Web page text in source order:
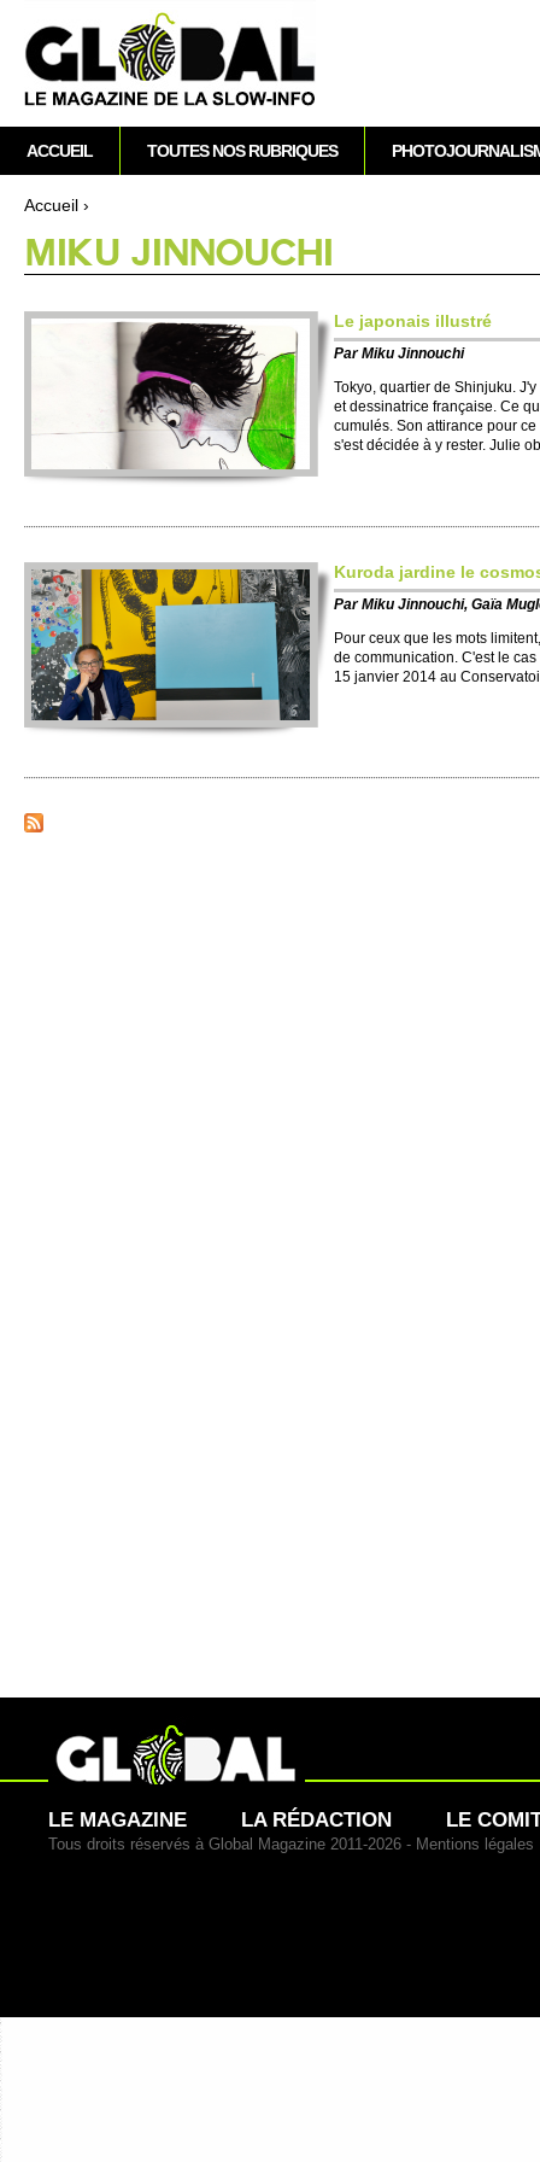
Vous êtes ici
Accueil ›
MIKU JINNOUCHI
Le japonais illustré
ParMiku Jinnouchi
Tokyo, quartier de Shin­juku.
et dessinatrice française. Ce
cumulés. Son atti­rance pour
s'est décidée à y res­ter. Julie
Kuroda jardine le
ParMiku Jinnouchi, Gaïa
Pour ceux que les mots
de co­mmuni­cation. C'est le
15 janvier 2014 au
M
e
n
p
r
i
l
ACCUEIL TOUTES NOS RUBRIQUES
LE MAGAZINE LA RÉDACTION LE
Tous droits réservés à Global Magazine 2011-2026 - Mentions légales